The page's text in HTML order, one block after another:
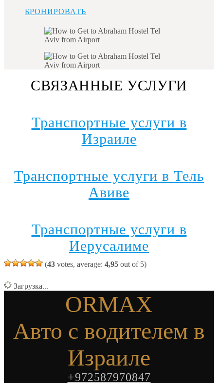
БРОНИРОВАТЬ
СВЯЗАННЫЕ УСЛУГИ
Транспортные услуги в
Израиле
Транспортные услуги в Тель
Авиве
Транспортные услуги в
Иерусалиме
(43 votes, average: 4,95 out of 5)
Загрузка...
ORMAX
Авто с водителем в
Израиле
+972587970847